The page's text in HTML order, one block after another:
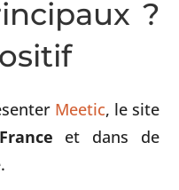
?
Meetic, le site
et dans de